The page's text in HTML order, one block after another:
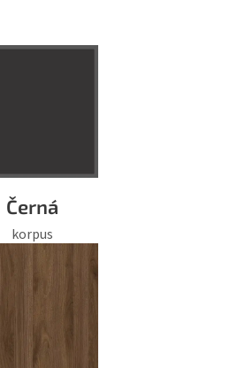
Černá
korpus